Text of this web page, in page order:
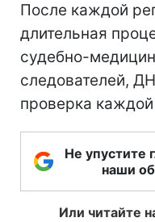
После каждой
длительная
судебно-
следователей,
проверка
Не упустите
наши
Или читайте